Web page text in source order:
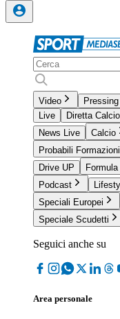
Video Pressing
Live
Diretta Calcio
News Live
Calcio
Probabili Formazioni
Drive UP
Podcast
Speciali Europei
Speciale Scudetti
Seguici anche su
Area personale